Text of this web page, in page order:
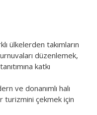
ülkelerden takımların
düzenlemek,
katkı
ve donanımlı halı
turizmini çekmek için